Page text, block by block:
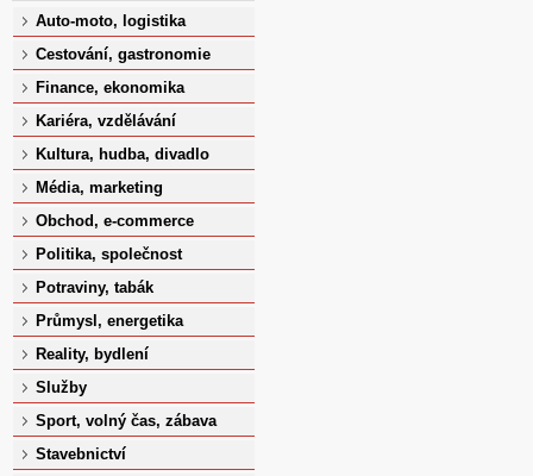
Auto-moto, logistika
Cestování, gastronomie
Finance, ekonomika
Kariéra, vzdělávání
Kultura, hudba, divadlo
Média, marketing
Obchod, e-commerce
Politika, společnost
Potraviny, tabák
Průmysl, energetika
Reality, bydlení
Služby
Sport, volný čas, zábava
Stavebnictví